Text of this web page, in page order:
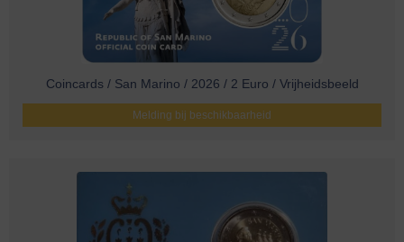
Coincards / San Marino / 2026 / 2 Euro / Vrijheidsbeeld
Melding bij beschikbaarheid